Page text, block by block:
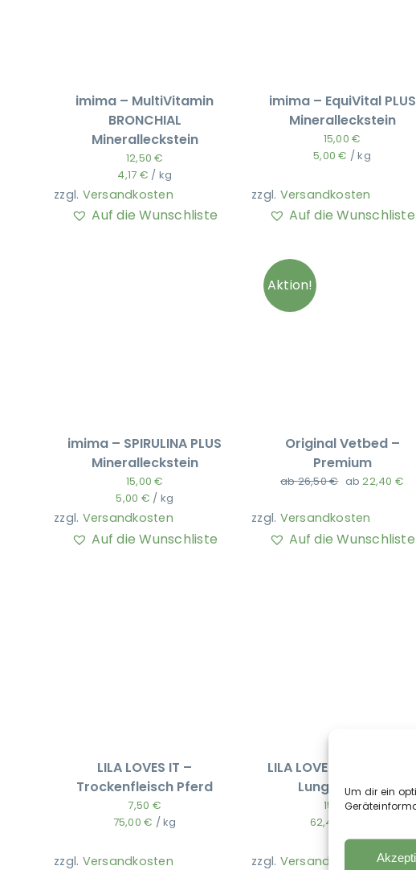
Um dir ein
imima – MultiVitamin
BRONCHIAL
Mineralleckstein
12,50€
4,17 € / kg
zzgl. Versandkosten
Auf die Wunschliste
imima – EquiVital PLUS
Mineralleckstein
15,00€
5,00€ /kg
zzgl. Versandkosten
Auf die Wunschliste
imima – SPIRULINA PLUS
Mineralleckstein
15,00€
5,00 € / kg
zzgl. Versandkosten
Auf die Wunschliste
Aktion!
Original Vetbed –
Premium
ab26,50€ ab22,40 €
zzgl. Versandkosten
Auf die Wunschliste
LILA LOVES IT –
Trockenfleisch Pferd
7,50 €
75,00€ /kg
zzgl. Versandkosten
LILA LOVES IT – Pferde-
Lungenwürfel
15,60€
62,40
zzgl. Versandkosten